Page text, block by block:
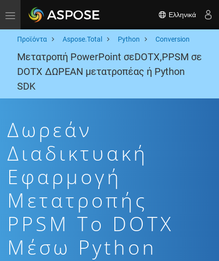
Toggle navigation Ελληνικά
Προϊόντα Aspose.Total Python Conversion
Μετατροπή PowerPoint σεDOTX,PPSM σε
DOTX ΔΩΡΕΑΝ μετατροπέας ή Python
SDK
Δωρεάν
Διαδικτυακή
Εφαρμογή
Μετατροπής
PPSM To DOTX
Μέσω Python